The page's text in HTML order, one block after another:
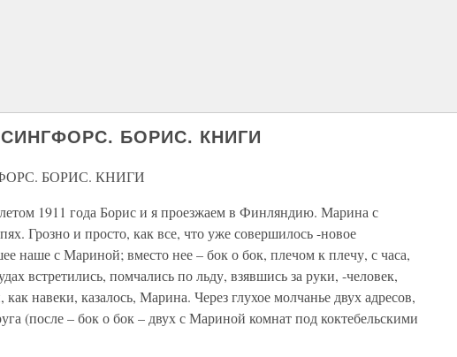
БОРИС. КНИГИ
БОРИС. КНИГИ
1911 года Борис и я проезжаем в Финляндию. Марина с
Грозно и просто, как все, что уже совершилось -новое
наше с Мариной; вместо нее – бок о бок, плечом к плечу, с часа,
встретились, помчались по льду, взявшись за руки, -человек,
навеки, казалось, Марина. Через глухое молчанье двух адресов,
(после – бок о бок – двух с Мариной комнат под коктебельскими